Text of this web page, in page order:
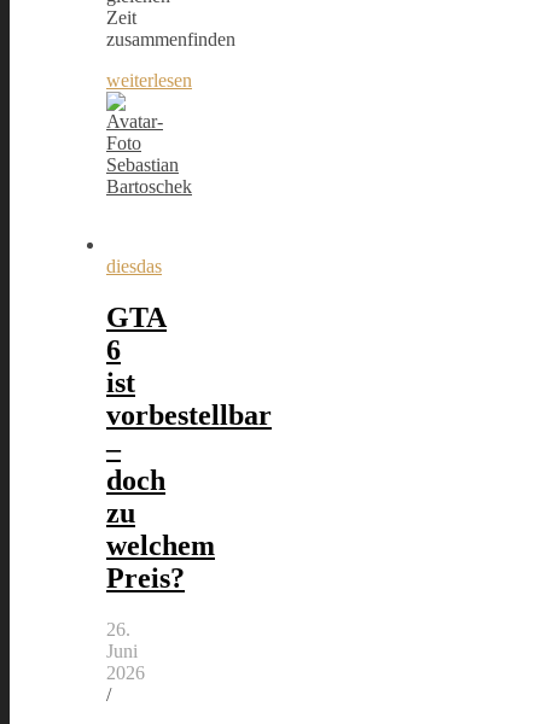
Zeit
zusammenfinden
weiterlesen
Sebastian
Bartoschek
diesdas
GTA
6
ist
vorbestellbar
–
doch
zu
welchem
Preis?
26.
Juni
2026
/